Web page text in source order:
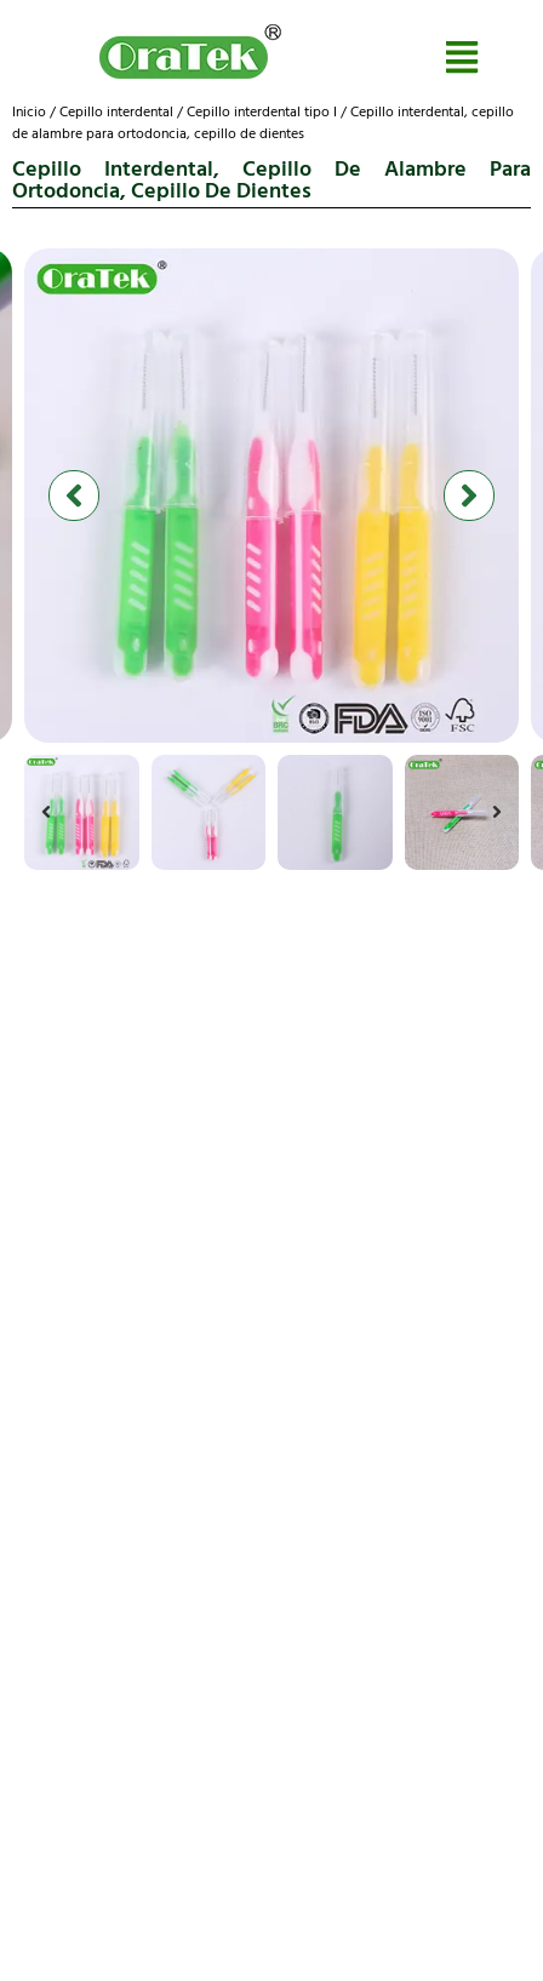
Inicio/Cepillo interdental /Cepillo interdental tipo I / Cepillo interdental, cepillo
de alambre para ortodoncia, cepillo de dientes
Cepillo Interdental, Cepillo De Alambre Para
Ortodoncia, Cepillo De Dientes